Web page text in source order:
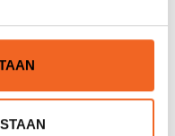
€119,00€99,00